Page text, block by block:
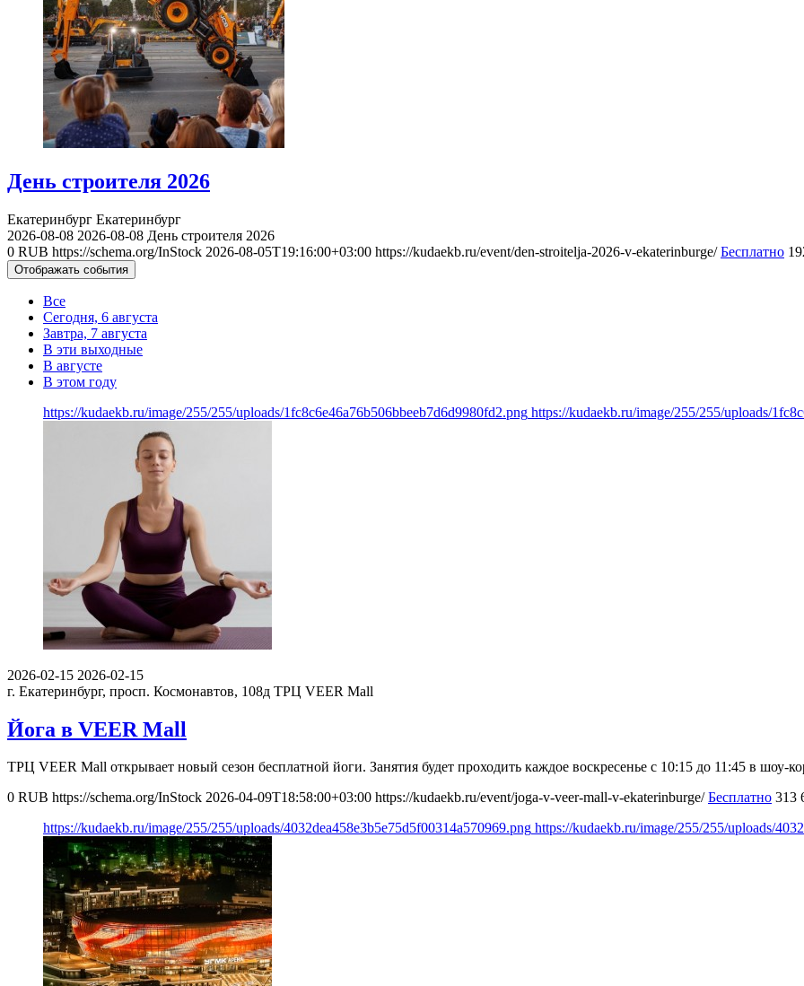
День строителя 2026
Екатеринбург Екатеринбург
2026-08-08 2026-08-08 День строителя 2026
0 RUB https://schema.org/InStock 2026-08-05T19:16:00+03:00 https://kudaekb.ru/event/den-stroitelja-2026-v-ekaterinburge/ Бесплатно
Отображать события
Все
Сегодня, 6 августа
Завтра, 7 августа
В эти выходные
В августе
В этом году
https://kudaekb.ru/image/255/255/uploads/1fc8c6e46a76b506bbeeb7d6d9980fd2.png https://kudaekb.ru/image/255/255/uploads/
2026-02-15 2026-02-15
г. Екатеринбург, просп. Космонавтов, 108д ТРЦ VEER Mall
Йога в VEER Mall
ТРЦ VEER Mall открывает новый сезон бесплатной йоги. Занятия будет проходить каждое воскресенье с 10:15 до 11:45 в шоу-
0 RUB https://schema.org/InStock 2026-04-09T18:58:00+03:00 https://kudaekb.ru/event/joga-v-veer-mall-v-ekaterinburge/ Бесплатно 313
https://kudaekb.ru/image/255/255/uploads/4032dea458e3b5e75d5f00314a570969.png https://kudaekb.ru/image/255/255/uploads/